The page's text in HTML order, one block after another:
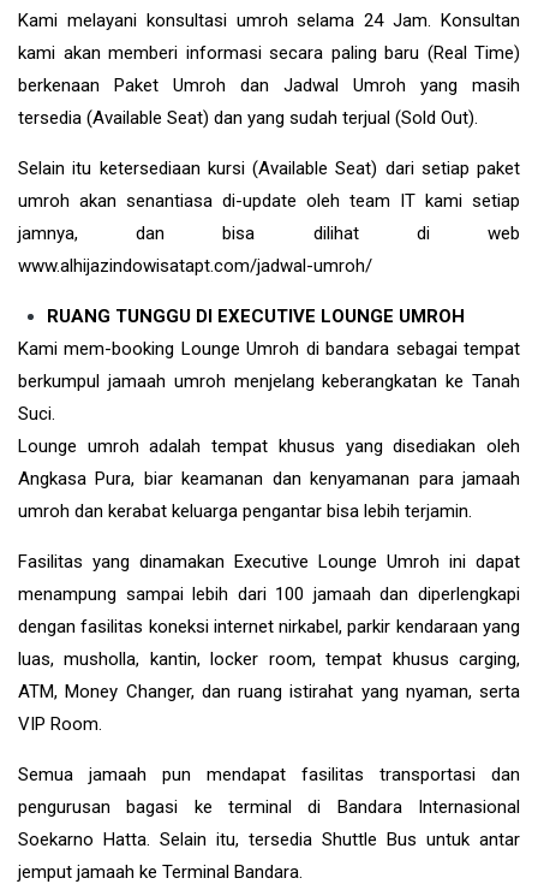
Kami melayani konsultasi umroh selama 24 Jam. Konsultan
kami akan memberi informasi secara paling baru (Real Time)
berkenaan Paket Umroh dan Jadwal Umroh yang masih
tersedia (Available Seat) dan yang sudah terjual (Sold Out).
Selain itu ketersediaan kursi (Available Seat) dari setiap paket
umroh akan senantiasa di-update oleh team IT kami setiap
jamnya, dan bisa dilihat di web
www.alhijazindowisatapt.com/jadwal-umroh/
RUANG TUNGGU DI EXECUTIVE LOUNGE UMROH
Kami mem-booking Lounge Umroh di bandara sebagai tempat
berkumpul jamaah umroh menjelang keberangkatan ke Tanah
Suci.
Lounge umroh adalah tempat khusus yang disediakan oleh
Angkasa Pura, biar keamanan dan kenyamanan para jamaah
umroh dan kerabat keluarga pengantar bisa lebih terjamin.
Fasilitas yang dinamakan Executive Lounge Umroh ini dapat
menampung sampai lebih dari 100 jamaah dan diperlengkapi
dengan fasilitas koneksi internet nirkabel, parkir kendaraan yang
luas, musholla, kantin, locker room, tempat khusus carging,
ATM, Money Changer, dan ruang istirahat yang nyaman, serta
VIP Room.
Semua jamaah pun mendapat fasilitas transportasi dan
pengurusan bagasi ke terminal di Bandara Internasional
Soekarno Hatta. Selain itu, tersedia Shuttle Bus untuk antar
jemput jamaah ke Terminal Bandara.